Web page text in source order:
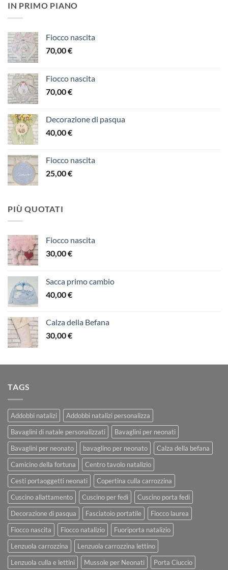
IN PRIMO PIANO
Fiocco nascita
70,00€
Fiocco nascita
70,00€
Decorazione di pasqua
40,00€
Fiocco nascita
25,00€
PIÙ QUOTATI
Fiocco nascita
30,00€
Sacca primo cambio
40,00€
Calza della Befana
30,00€
TAGS
Addobbi natalizi
Addobbi natalizi personalizza
Bavaglini di natale personalizzati
Bavaglini per neonati
Bavaglini per neonato
bavaglino per neonato
Calza della befana
Camicino della fortuna
Centro tavolo natalizio
Cesti portaoggetti neonati
Copertina culla carrozzina
Cuscino allattamento
Cuscino per fedi
Cuscino porta fedi
Decorazione di pasqua
Fasciatoio portatile
Fiocco laurea
Fiocco nascita
Fiocco natalizio
Fuoriporta natalizio
Lenzuola carrozzina
Lenzuola carrozzina lettino
Lenzuola culla e lettini
Mussole per Neonati
Porta Ciuccio